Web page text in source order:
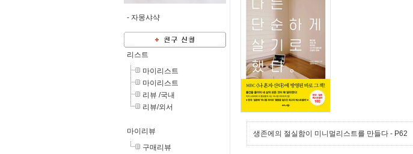
- 자몽샤샥
리스트
마이리스트
마이리스트
리뷰 /국내
리뷰/외서
마이리뷰
구매리뷰
생존에의 절실함이 미니멀리스트를 만들다 - P62